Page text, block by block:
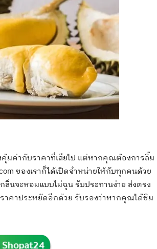
คุ้มค่ากับราคาที่เสียไป แต่หากคุณต้องการลิ้ม
ของเราก็ได้เปิดจำหน่ายให้กับทุกคนด้วย
ลิ่นจะหอมแบบไม่ฉุน รับประทานง่าย ส่งตรง
าคาประหยัดอีกด้วย รับรองว่าหากคุณได้ชิม